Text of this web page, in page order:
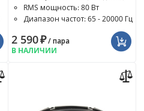
RMS мощность: 80 Вт
Диапазон частот: 65 - 20000 Гц
2 590₽/ пара
В НАЛИЧИИ